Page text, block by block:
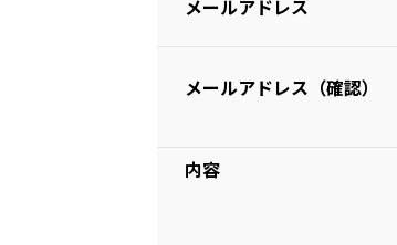
メールアドレス
メールアドレス（確認）
内容